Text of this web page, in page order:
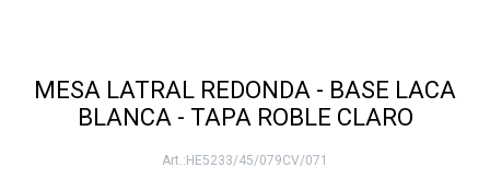
MESA LATRAL REDONDA - BASE LACA
BLANCA - TAPA ROBLE CLARO
HE5233/45/079CV/071